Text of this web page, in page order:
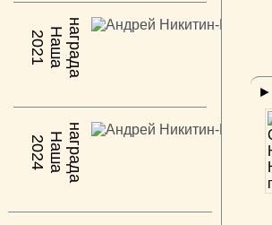
2021 Н
а
ш
ан
а
г
р
а
да
2024 Н
а
ш
ан
а
г
р
а
да
►